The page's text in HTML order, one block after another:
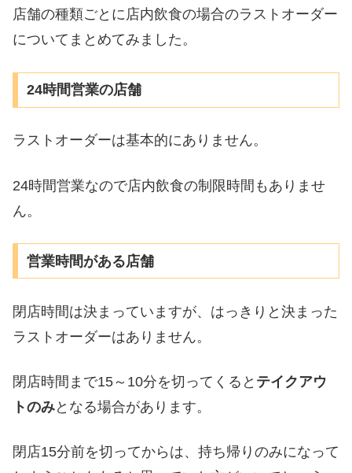
店舗の種類ごとに店内飲食の場合のラストオーダー
についてまとめてみました。
24時間営業の店舗
ラストオーダーは基本的にありません。
24時間営業なので店内飲食の制限時間もありませ
ん。
営業時間がある店舗
閉店時間は決まっていますが、はっきりと決まった
ラストオーダーはありません。
閉店時間まで15～10分を切ってくると テイクアウ
トのみとなる場合があります。
閉店15分前を切ってからは、持ち帰りのみになって